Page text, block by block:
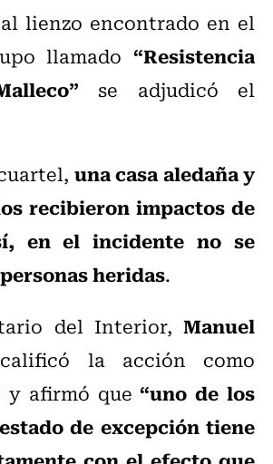
lienzo encontrado en el
llamado “Resistencia
se adjudicó el
una casa aledaña y
recibieron impactos de
en el incidente no se
heridas.
del Interior, Manuel
la acción como
y afirmó que“uno de los
de excepción tiene